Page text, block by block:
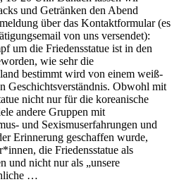
und Getränken den Abend
über das Kontaktformular (es
von uns versendet):
um die Friedensstatue ist in den
wie sehr die
bestimmt wird von einem weiß-
Geschichtsverständnis. Obwohl mit
nicht nur für die koreanische
andere Gruppen mit
und Sexismuserfahrungen und
Erinnerung geschaffen wurde,
die Friedensstatue als
und nicht nur als „unsere
…